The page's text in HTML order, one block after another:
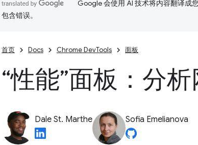
Google 会使用 AI 技术将内容翻译成
包含错误。
首页 Docs Chrome DevTools 面板
“性能”面板：分
Dale St. Marthe Sofia Emelianova